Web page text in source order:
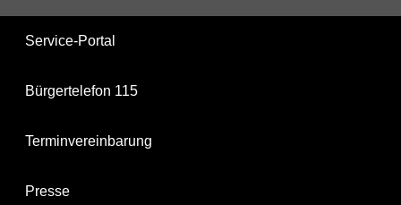
Service-Portal
Bürgertelefon 115
Terminvereinbarung
Presse